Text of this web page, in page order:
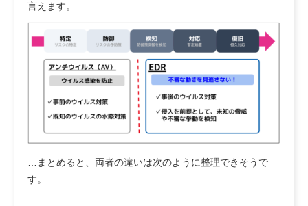
言えます。
…まとめると、両者の違いは次のように整理できそうで
す。